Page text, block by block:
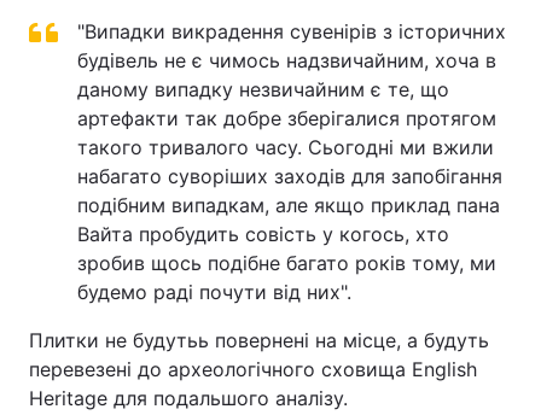
"Випадки викрадення сувенірів з історичних
будівель не є чимось надзвичайним, хоча в
даному випадку незвичайним є те, що
артефакти так добре зберігалися протягом
такого тривалого часу. Сьогодні ми вжили
набагато суворіших заходів для запобігання
подібним випадкам, але якщо приклад пана
Вайта пробудить совість у когось, хто
зробив щось подібне багато років тому, ми
будемо раді почути від них".
Плитки не будутьь повернені на місце, а будуть
перевезені до археологічного сховища English
Heritage для подальшого аналізу.